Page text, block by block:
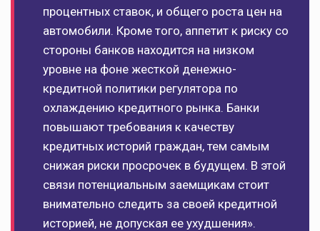
процентных ставок, и общего роста цен на
автомобили. Кроме того, аппетит к риску со
стороны банков находится на низком
уровне на фоне жесткой денежно-
кредитной политики регулятора по
охлаждению кредитного рынка. Банки
повышают требования к качеству
кредитных историй граждан, тем самым
снижая риски просрочек в будущем. В этой
связи потенциальным заемщикам стоит
внимательно следить за своей кредитной
историей, не допуская ее ухудшения».